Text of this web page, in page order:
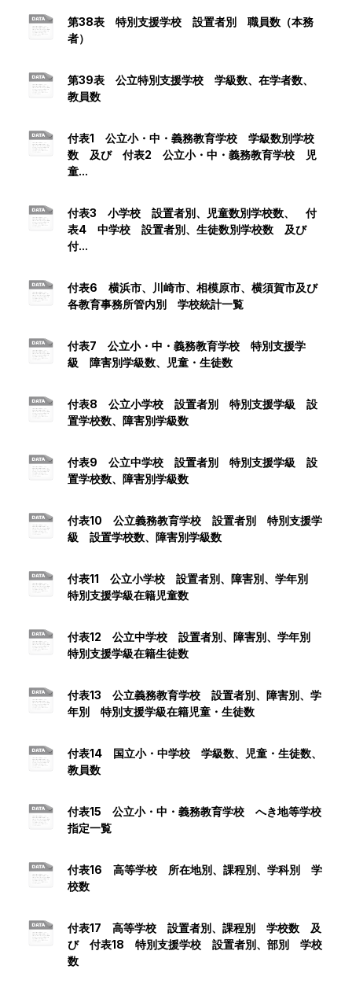
第38表 特別支援学校 設置者別 職員数（本務
者）
第39表 公立特別支援学校 学級数、在学者数、
教員数
付表1 公立小・中・義務教育学校 学級数別学校
数 及び 付表2 公立小・中・義務教育学校 児
童...
付表3 小学校 設置者別、児童数別学校数、 付
表4 中学校 設置者別、生徒数別学校数 及び
付...
付表6 横浜市、川崎市、相模原市、横須賀市及び
各教育事務所管内別 学校統計一覧
付表7 公立小・中・義務教育学校 特別支援学
級 障害別学級数、児童・生徒数
付表8 公立小学校 設置者別 特別支援学級 設
置学校数、障害別学級数
付表9 公立中学校 設置者別 特別支援学級 設
置学校数、障害別学級数
付表10 公立義務教育学校 設置者別 特別支援学
級 設置学校数、障害別学級数
付表11 公立小学校 設置者別、障害別、学年別
特別支援学級在籍児童数
付表12 公立中学校 設置者別、障害別、学年別
特別支援学級在籍生徒数
付表13 公立義務教育学校 設置者別、障害別、学
年別 特別支援学級在籍児童・生徒数
付表14 国立小・中学校 学級数、児童・生徒数、
教員数
付表15 公立小・中・義務教育学校 へき地等学校
指定一覧
付表16 高等学校 所在地別、課程別、学科別 学
校数
付表17 高等学校 設置者別、課程別 学校数 及
び 付表18 特別支援学校 設置者別、部別 学校
数